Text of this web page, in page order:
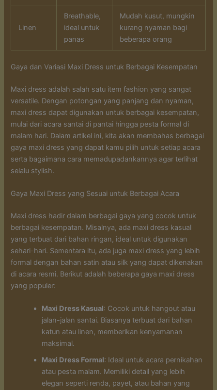
Linen
Breathable,
ideal untuk
panas
Mudah kusut, mungkin
kurang nyaman bagi
beberapa orang
Gaya dan Variasi Maxi Dress untuk Berbagai Kesempatan
Maxi dress adalah salah satu item fashion yang sangat
versatile. Dengan potongan yang panjang dan nyaman,
maxi dress dapat digunakan untuk berbagai kesempatan,
mulai dari acara santai di pantai hingga pesta formal di
malam hari. Dalam artikel ini, kita akan membahas berbagai
gaya maxi dress yang dapat kamu pilih untuk setiap acara
serta bagaimana cara memadupadankannya agar terlihat
selalu stylish.
Gaya Maxi Dress yang Sesuai untuk Berbagai Acara
Maxi dress hadir dalam berbagai gaya yang cocok untuk
berbagai kesempatan. Misalnya, ada maxi dress kasual
yang terbuat dari bahan ringan, ideal untuk digunakan
sehari-hari. Sementara itu, ada juga maxi dress yang lebih
formal dengan bahan satin atau silk yang dapat dikenakan
di acara resmi. Berikut adalah beberapa gaya maxi dress
yang populer:
Maxi Dress Kasual: Cocok untuk hangout atau
jalan-jalan santai. Biasanya terbuat dari bahan
katun atau linen, memberikan kenyamanan
maksimal.
Maxi Dress Formal: Ideal untuk acara pernikahan
atau pesta malam. Memiliki detail yang lebih
elegan seperti renda, payet, atau bahan yang